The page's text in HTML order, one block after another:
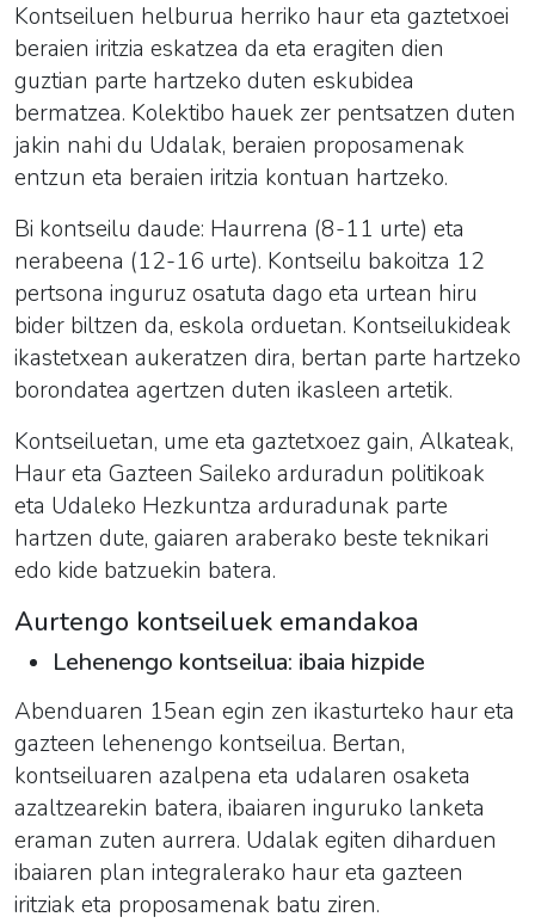
Kontseiluen helburua herriko haur eta gaztetxoei
beraien iritzia eskatzea da eta eragiten dien
guztian parte hartzeko duten eskubidea
bermatzea. Kolektibo hauek zer pentsatzen duten
jakin nahi du Udalak, beraien proposamenak
entzun eta beraien iritzia kontuan hartzeko.
Bi kontseilu daude: Haurrena (8-11 urte) eta
nerabeena (12-16 urte). Kontseilu bakoitza 12
pertsona inguruz osatuta dago eta urtean hiru
bider biltzen da, eskola orduetan. Kontseilukideak
ikastetxean aukeratzen dira, bertan parte hartzeko
borondatea agertzen duten ikasleen artetik.
Kontseiluetan, ume eta gaztetxoez gain, Alkateak,
Haur eta Gazteen Saileko arduradun politikoak
eta Udaleko Hezkuntza arduradunak parte
hartzen dute, gaiaren araberako beste teknikari
edo kide batzuekin batera.
Aurtengo kontseiluek emandakoa
Lehenengo kontseilua: ibaia hizpide
Abenduaren 15ean egin zen ikasturteko haur eta
gazteen lehenengo kontseilua. Bertan,
kontseiluaren azalpena eta udalaren osaketa
azaltzearekin batera, ibaiaren inguruko lanketa
eraman zuten aurrera. Udalak egiten diharduen
ibaiaren plan integralerako haur eta gazteen
iritziak eta proposamenak batu ziren.